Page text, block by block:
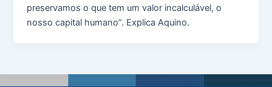
preservamos o que tem um valor incalculável, o
nosso capital humano”. Explica Aquino.